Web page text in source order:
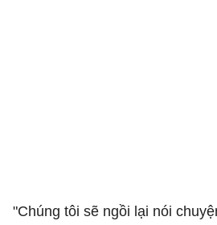
"Chúng tôi sẽ ngồi lại nói